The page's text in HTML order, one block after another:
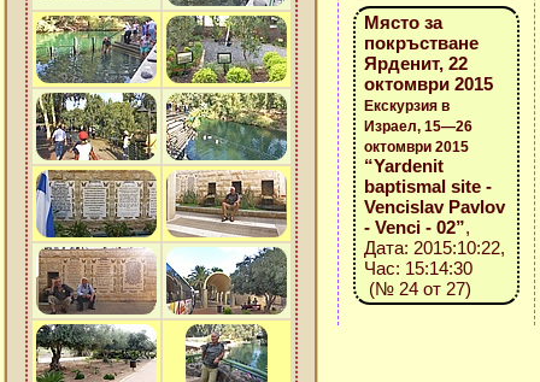
Място за
покръстване
Ярденит, 22
октомври 2015
Екскурзия в
Израел, 15—26
октомври 2015
“Yardenit
baptismal site -
Vencislav Pavlov
- Venci - 02”,
Дата: 2015:10:22,
Час: 15:14:30
(№ 24 от 27)